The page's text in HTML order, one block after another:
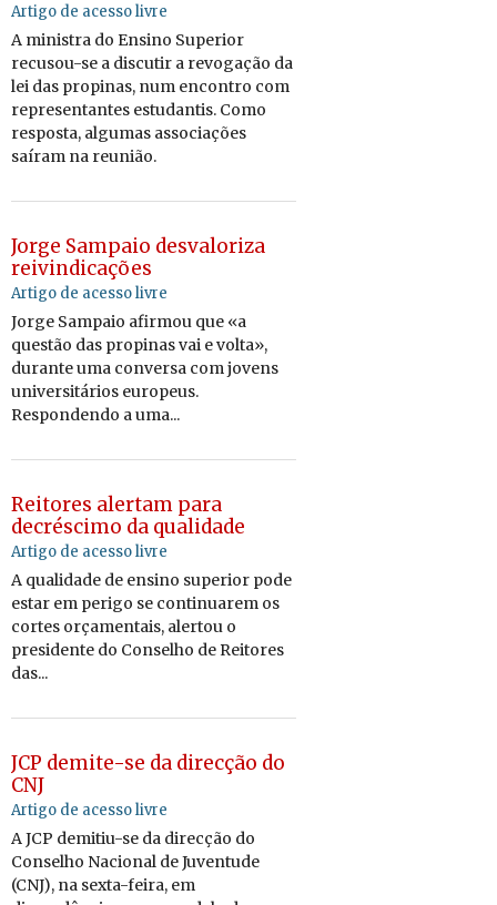
Artigo de acesso livre
A ministra do Ensino Superior
recusou-se a discutir a revogação da
lei das propinas, num encontro com
representantes estudantis. Como
resposta, algumas associações
saíram na reunião.
Jorge Sampaio desvaloriza
reivindicações
Artigo de acesso livre
Jorge Sampaio afirmou que «a
questão das propinas vai e volta»,
durante uma conversa com jovens
universitários europeus.
Respondendo a uma...
Reitores alertam para
decréscimo da qualidade
Artigo de acesso livre
A qualidade de ensino superior pode
estar em perigo se continuarem os
cortes orçamentais, alertou o
presidente do Conselho de Reitores
das...
JCP demite-se da direcção do
CNJ
Artigo de acesso livre
A JCP demitiu-se da direcção do
Conselho Nacional de Juventude
(CNJ), na sexta-feira, em